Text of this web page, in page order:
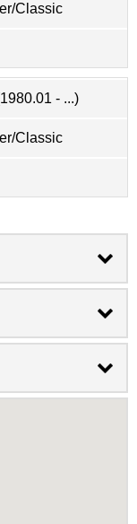
Classic
- ...)
Classic